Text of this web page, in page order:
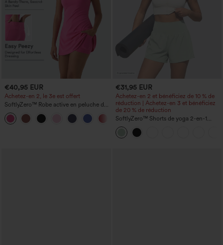
€40,95 EUR
Achetez-en 2, le 3e est offert
SoftlyZero™ Robe active en peluche dos
nu — Édition Hyper Facile
+29
€31,95 EUR
Achetez-en 2 et bénéficiez de 10 % de
réduction | Achetez-en 3 et bénéficiez
de 20 % de réduction
SoftlyZero™ Shorts de yoga 2-en-1
InstantCool, super taille haute, aérés, 5''
avec poches — longueur allongée